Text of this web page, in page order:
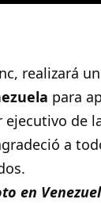
realizará
para
de
a
en